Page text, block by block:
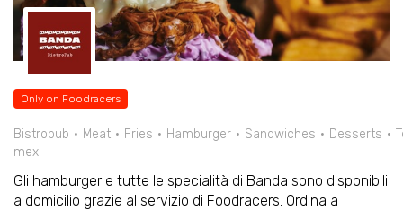
Only on Foodracers
Bistropub Meat Fries Hamburger Sandwiches Desserts
mex
Gli hamburger e tutte le specialità di Banda sono disponibili
a domicilio grazie al servizio di Foodracers. Ordina a